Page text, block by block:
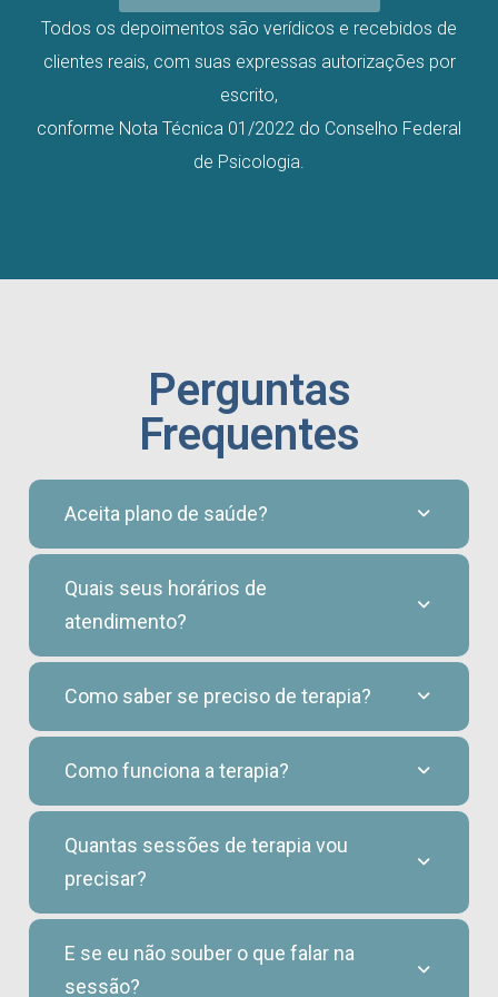
Todos os depoimentos são verídicos e recebidos de
clientes reais, com suas expressas autorizações por
escrito,
conforme Nota Técnica 01/2022 do Conselho Federal
de Psicologia.
Perguntas
Frequentes
Aceita plano de saúde?
Quais seus horários de
atendimento?
Como saber se preciso de terapia?
Como funciona a terapia?
Quantas sessões de terapia vou
precisar?
E se eu não souber o que falar na
sessão?